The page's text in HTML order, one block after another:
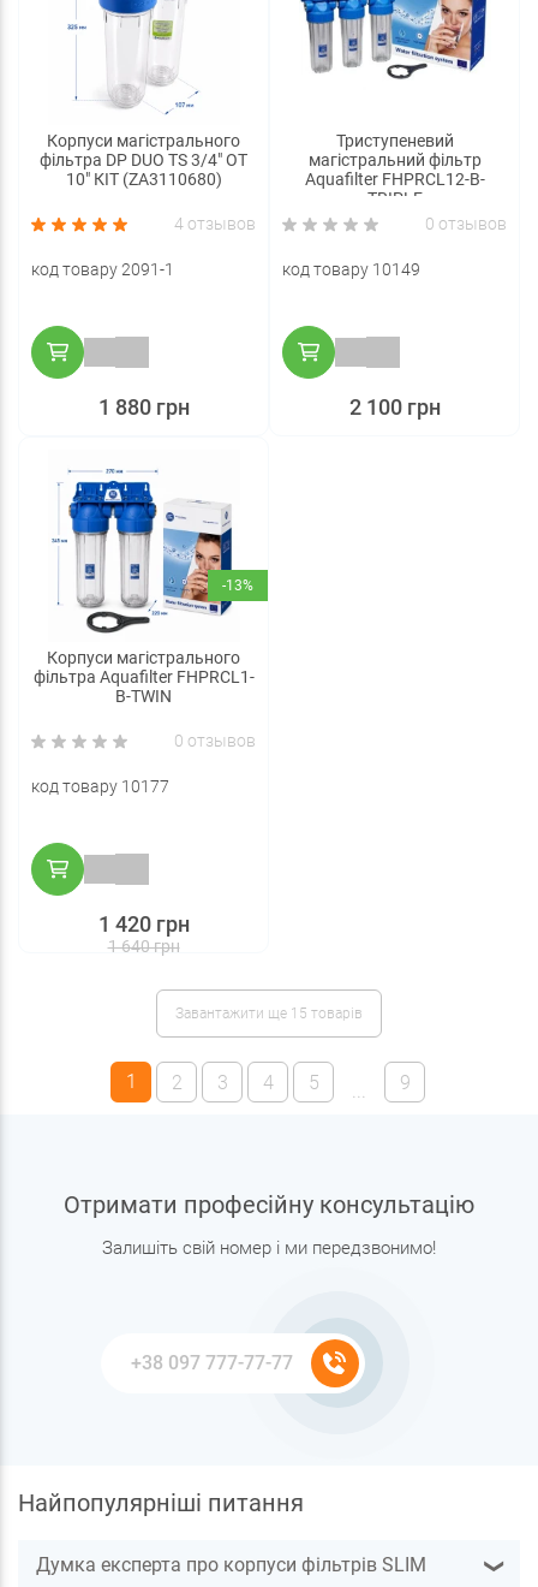
Корпуси магістрального
фільтра DP DUO TS 3/4" OT
10" КІТ (ZA3110680)
4 отзывов
код товару 2091-1
1 880 грн
Триступеневий
магістральний фільтр
Aquafilter FHPRCL12-B-
TRIPLE
0 отзывов
код товару 10149
2 100 грн
-13%
Корпуси магістрального
фільтра Aquafilter FHPRCL1-
B-TWIN
0 отзывов
код товару 10177
1 640 грн
1 420 грн
Завантажити ще 15 товарів
1 2 3 4 5 ... 9
Отримати професійну консультацію
Залишіть свій номер і ми передзвонимо!
Найпопулярніші питання
Думка експерта про корпуси фільтрів SLIM ❯